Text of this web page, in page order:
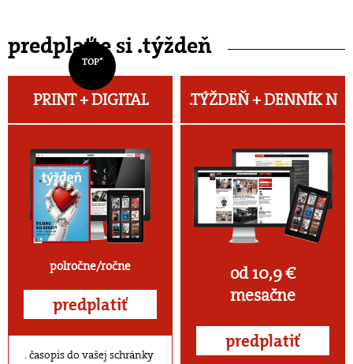
predplaťte si .týždeň
TOP*
PRINT + DIGITAL
polročne/ročne
predplatiť
časopis do vašej schránky
.TÝŽDEŇ +DENNÍK N
od 10,9 €
mesačne
predplatiť